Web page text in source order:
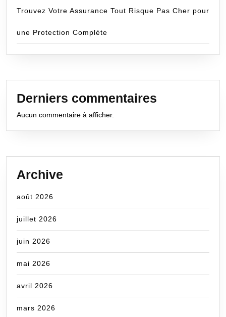
Trouvez Votre Assurance Tout Risque Pas Cher pour
une Protection Complète
Derniers commentaires
Aucun commentaire à afficher.
Archive
août 2026
juillet 2026
juin 2026
mai 2026
avril 2026
mars 2026